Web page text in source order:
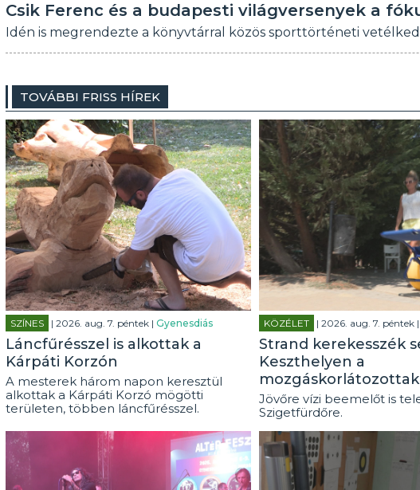
Csik Ferenc és a budapesti világversenyek a
Idén is megrendezte a könyvtárral közös sporttörténeti
TOVÁBBI FRISS HÍREK
SZÍNES | 2026. aug. 7. péntek | Gyenesdiás
Láncfűrésszel is alkottak a
Kárpáti Korzón
A mesterek három napon keresztül
alkottak a Kárpáti Korzó mögötti
területen, többen láncfűrésszel.
KÖZÉLET | 2026. aug. 7. péntek |
Strand kerekesszék
Keszthelyen a
Jövőre vízi beemelőt is
Szigetfürdőre.